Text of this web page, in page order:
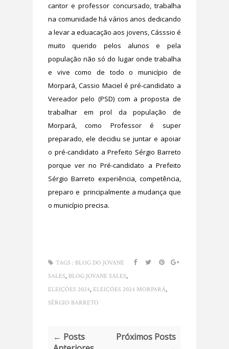
cantor e professor concursado, trabalha
na comunidade há vários anos dedicando
a levar a eduacação aos jovens, Cásssio é
muito querido pelos alunos e pela
população não só do lugar onde trabalha
e vive como de todo o município de
Morpará, Cassio Maciel é pré-candidato a
Vereador pelo (PSD) com a proposta de
trabalhar em prol da população de
Morpará, como Professor é super
preparado, ele decidiu se juntar e apoiar
o pré-candidato a Prefeito Sérgio Barreto
porque ver no Pré-candidato a Prefeito
Sérgio Barreto experiência, competência,
preparo e principalmente a mudança que
o município precisa.
TAGS : BLOG DO JOVANE
SALES BLOG JOVANE SALES
ELEIÇÕES 2024 ELEIÇÕES 2024 MORPARÁ
SÉRGIO BARRETO
← Posts
Próximos Posts